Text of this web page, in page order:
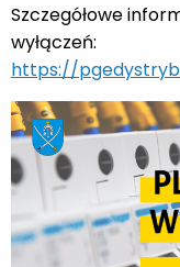
Szczegółowe
wyłączeń:
https://